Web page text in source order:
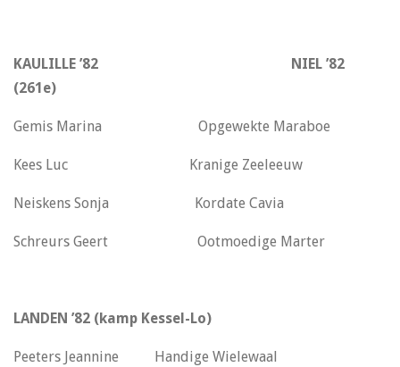
KAULILLE ’82 NIEL ’82
(261e)
Gemis Marina Opgewekte Maraboe
Kees Luc Kranige Zeeleeuw
Neiskens Sonja Kordate Cavia
Schreurs Geert Ootmoedige Marter
LANDEN ’82 (kamp Kessel-Lo)
Peeters Jeannine Handige Wielewaal